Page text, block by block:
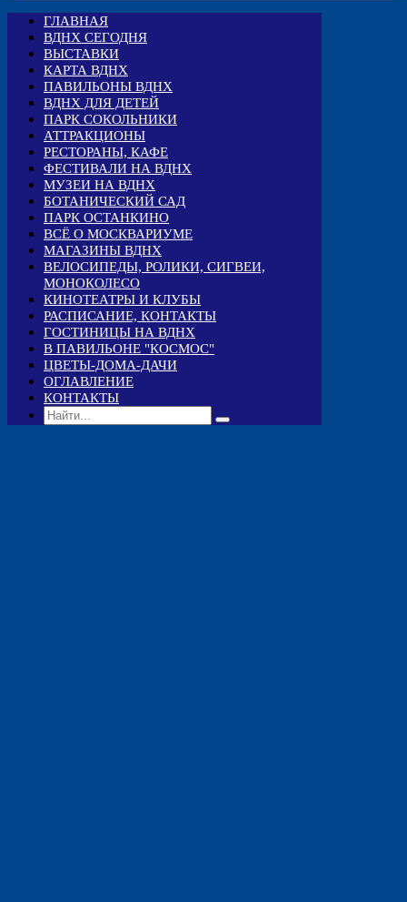
ГЛАВНАЯ
ВДНХ СЕГОДНЯ
ВЫСТАВКИ
КАРТА ВДНХ
ПАВИЛЬОНЫ ВДНХ
ВДНХ ДЛЯ ДЕТЕЙ
ПАРК СОКОЛЬНИКИ
АТТРАКЦИОНЫ
РЕСТОРАНЫ, КАФЕ
ФЕСТИВАЛИ НА ВДНХ
МУЗЕИ НА ВДНХ
БОТАНИЧЕСКИЙ САД
ПАРК ОСТАНКИНО
ВСЁ О МОСКВАРИУМЕ
МАГАЗИНЫ ВДНХ
ВЕЛОСИПЕДЫ, РОЛИКИ, СИГВЕИ,
МОНОКОЛЕСО
КИНОТЕАТРЫ И КЛУБЫ
РАСПИСАНИЕ, КОНТАКТЫ
ГОСТИНИЦЫ НА ВДНХ
В ПАВИЛЬОНЕ "КОСМОС"
ЦВЕТЫ-ДОМА-ДАЧИ
ОГЛАВЛЕНИЕ
КОНТАКТЫ